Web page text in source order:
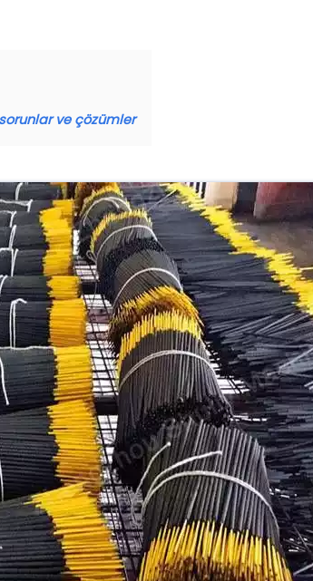
ve çözümler